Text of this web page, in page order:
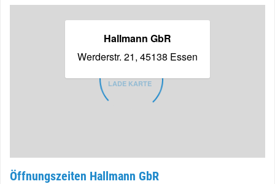
Hallmann GbR
Werderstr. 21, 45138 Essen
Öffnungszeiten Hallmann GbR